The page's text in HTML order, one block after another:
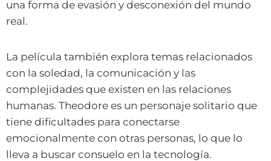
una forma de evasión y desconexión del mundo
real.
La película también explora temas relacionados
con la soledad, la comunicación y las
complejidades que existen en las relaciones
humanas. Theodore es un personaje solitario que
tiene dificultades para conectarse
emocionalmente con otras personas, lo que lo
lleva a buscar consuelo en la tecnología.